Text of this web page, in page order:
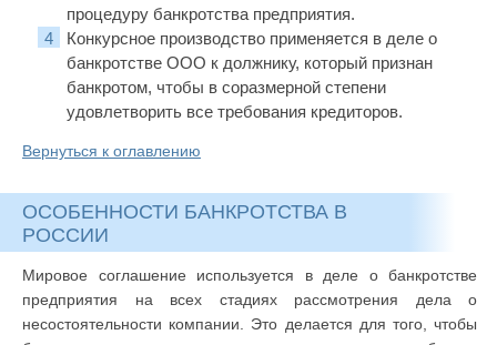
процедуру банкротства предприятия.
Конкурсное производство применяется в деле о
банкротстве ООО к должнику, который признан
банкротом, чтобы в соразмерной степени
удовлетворить все требования кредиторов.
Вернуться к оглавлению
ОСОБЕННОСТИ БАНКРОТСТВА В
РОССИИ
Мировое соглашение используется в деле о банкротстве
предприятия на всех стадиях рассмотрения дела о
несостоятельности компании. Это делается для того, чтобы